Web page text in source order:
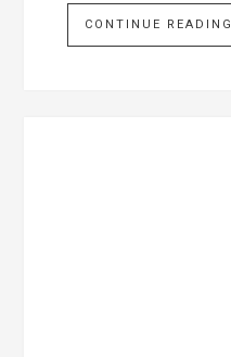
CONTINUE READING